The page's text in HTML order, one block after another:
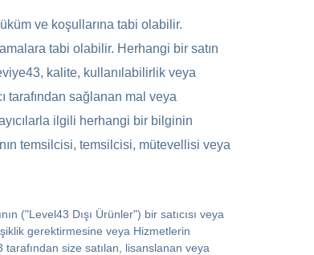
ve koşullarına tabi olabilir.
tabi olabilir. Herhangi bir satın
kalite, kullanılabilirlik veya
tarafından sağlanan mal veya
ilgili herhangi bir bilginin
temsilcisi, temsilcisi, mütevellisi veya
("Level43 Dışı Ürünler") bir satıcısı veya
gerektirmesine veya Hizmetlerin
size satılan, lisanslanan veya